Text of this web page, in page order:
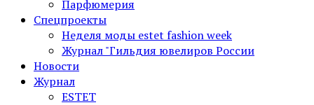
Парфюмерия
Спецпроекты
Неделя моды estet fashion week
Журнал "Гильдия ювелиров России
Новости
Журнал
ESTET